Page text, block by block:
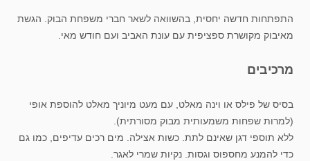
התפתחות חדשה יחסית, בהשוואה לשאר חברי משפחת הבוק. הגשת
מאיבוק מקושרת ספציפית עם עונת האביב ועם חודש מאי.
מרכיבים
בסיס של פילס או וינה מאלט, עם מעט מיוניך מאלט להוספת אופי
(למרות שפחות משמעותית מבוק מסורתית).
ללא תוספי דגן שאינם לתת. כשות אצילה. מים רכים עדיפים, כמו גם
כדי להמנע מחספוס וגסות. נקיות שמרי לאגר.